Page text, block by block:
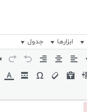
ابزارها جدول